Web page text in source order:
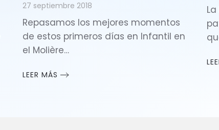
27 septiembre 2018
Repasamos los mejores momentos
de estos primeros días en Infantil en
el Molière…
LEER MÁS